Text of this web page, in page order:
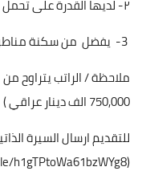
٢- لديها القدرة على تحمل ضغط العمل
750,000 الف دينار عراقي )
للتقديم ارسال السيرة
(https://forms.gle/h1gTPtoWa61bzWYg8)